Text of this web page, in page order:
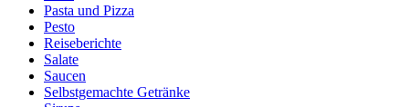
Pasta und Pizza
Pesto
Reiseberichte
Salate
Saucen
Selbstgemachte Getränke